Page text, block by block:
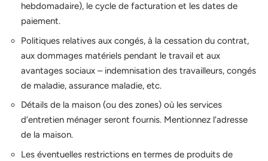
hebdomadaire), le cycle de facturation et les dates de
paiement.
Politiques relatives aux congés, à la cessation du contrat,
aux dommages matériels pendant le travail et aux
avantages sociaux – indemnisation des travailleurs, congés
de maladie, assurance maladie, etc.
Détails de la maison (ou des zones) où les services
d’entretien ménager seront fournis. Mentionnez l’adresse
de la maison.
Les éventuelles restrictions en termes de produits de